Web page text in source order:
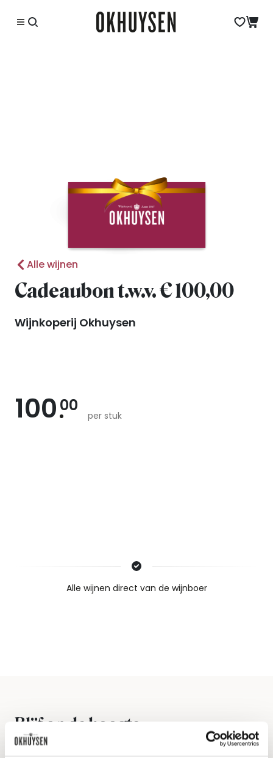
Alle wijnen
Cadeaubon t.w.v. € 100,00
Wijnkoperij Okhuysen
100 00
per stuk
Nieuws & inspiratie in Vineé Vineuse
Alle wijnen direct van de wijnboer
Blijf op de hoogte
Ontvang het laatste wijnnieuws, proeverijen en